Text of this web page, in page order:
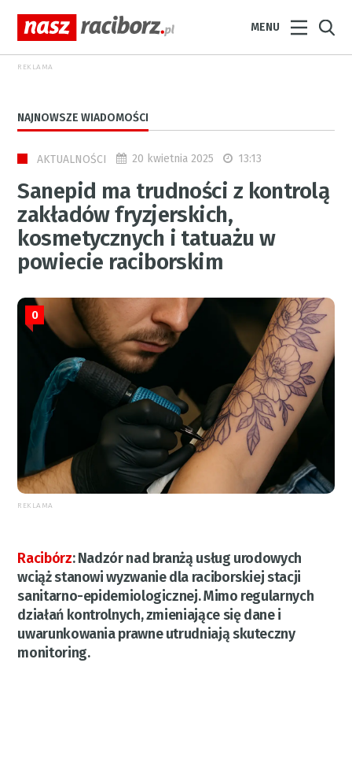
MENU
REKLAMA
NAJNOWSZE WIADOMOŚCI
AKTUALNOŚCI 20 kwietnia 2025 13:13
Sanepid ma trudności z kontrolą
zakładów fryzjerskich,
kosmetycznych i tatuażu w
powiecie raciborskim
0
REKLAMA
Racibórz:Nadzór nad branżą usług urodowych
wciąż stanowi wyzwanie dla raciborskiej stacji
sanitarno-epidemiologicznej. Mimo regularnych
działań kontrolnych, zmieniające się dane i
uwarunkowania prawne utrudniają skuteczny
monitoring.